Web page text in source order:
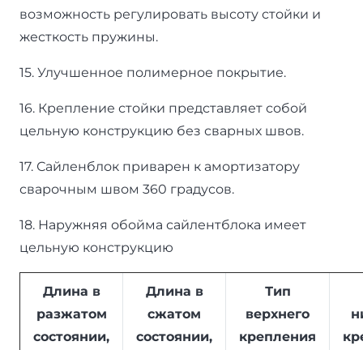
возможность регулировать высоту стойки и
жесткость пружины.
15. Улучшенное полимерное покрытие.
16. Крепление стойки представляет собой
цельную конструкцию без сварных швов.
17. Сайленблок приварен к амортизатору
сварочным швом 360 градусов.
18. Наружняя обойма сайлентблока имеет
цельную конструкцию
Длина в
разжатом
состоянии,
Длина в
сжатом
состоянии,
Тип
верхнего
крепления